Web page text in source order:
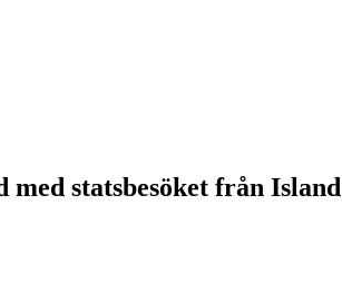
statsbesöket från Island